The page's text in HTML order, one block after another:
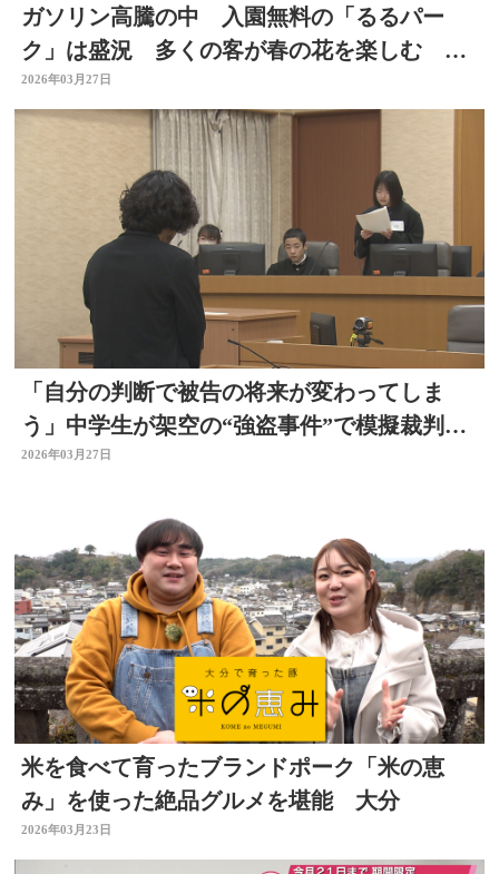
ガソリン高騰の中 入園無料の「るるパー
ク」は盛況 多くの客が春の花を楽しむ 大
分
2026年03月27日
「自分の判断で被告の将来が変わってしま
う」中学生が架空の“強盗事件”で模擬裁判
仕組みを学ぶ 大分
2026年03月27日
米を食べて育ったブランドポーク「米の恵
み」を使った絶品グルメを堪能 大分
2026年03月23日